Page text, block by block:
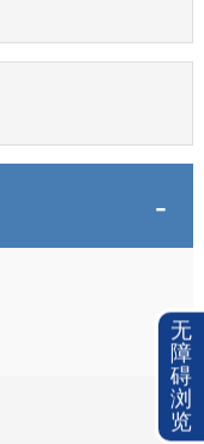
无
障
碍
浏
览